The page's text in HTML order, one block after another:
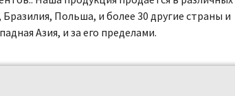
Польша, и более 30 другие страны и
Азия, и за его пределами.